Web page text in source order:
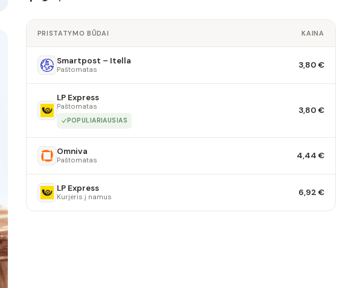
PRISTATYMO BŪDAI KAINA
Smartpost – Itella
Paštomatas 3,80 €
LP Express
Paštomatas
POPULIARIAUSIAS
3,80 €
Omniva
Paštomatas 4,44 €
LP Express
Kurjeris į namus 6,92 €